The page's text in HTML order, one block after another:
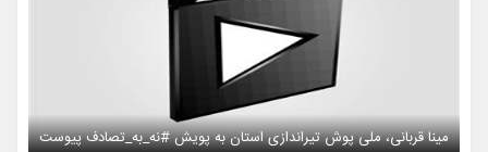
مینا قربانی، ملی پوش تیراندازی استان به پویش #نه_به_تصادف پیوست